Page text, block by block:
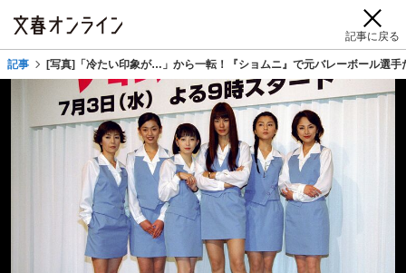
記事に戻る
記事 [写真]「冷たい印象が…」から一転！『ショムニ』で元バレーボール選手